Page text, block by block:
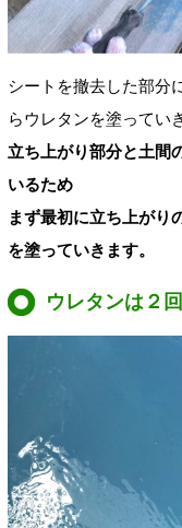
シートを撤去した部分
らウレタンを塗ってい
立ち上がり部分と土間
いるため
まず最初に立ち上がり
を塗っていきます。
ウレタンは２